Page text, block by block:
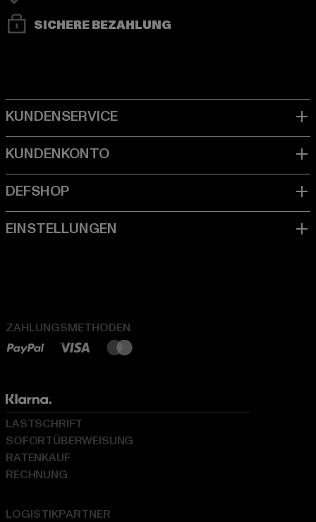
SICHERE BEZAHLUNG
ZAHLUNGSMETHODEN
LOGISTIKPARTNER
LASTSCHRIFT
SOFORTÜBERWEISUNG
RATENKAUF
RECHNUNG